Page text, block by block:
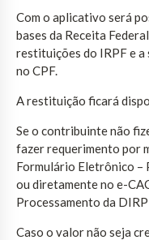
Com o aplicativo será
bases da Receita
restituições do IRPF e a
no CPF.
A restituição ficará
Se o contribuinte não
fazer requerimento por
Formulário Eletrônico –
ou diretamente no e-
Processamento da
Caso o valor não seja